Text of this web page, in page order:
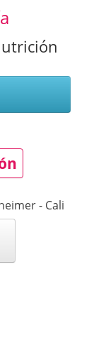
- Cali